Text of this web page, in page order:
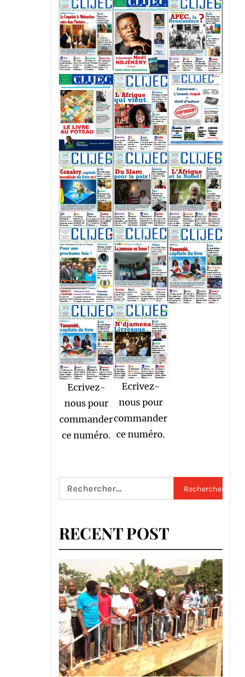
Ecrivez-
nous pour
commander
ce numéro.
Ecrivez-
nous pour
commander
ce numéro.
Rechercher :
RECENT POST